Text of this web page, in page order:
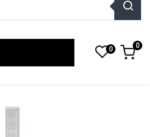
0 0